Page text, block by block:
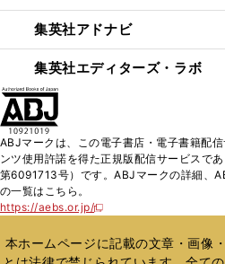
集英社アドナビ
集英社エディターズ・ラボ
ABJマークは、この電子書店・電子書籍配
ンツ使用許諾を得た正規版配信サービスで
第6091713号）です。ABJマークの詳細、
の一覧はこちら。
https://aebs.or.jp/
新
い
ウ
本ホームページに記載の文章・画像